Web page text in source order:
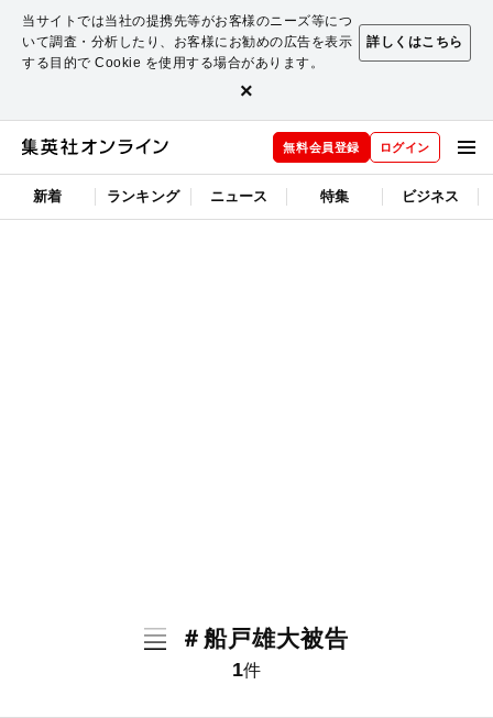
当サイトでは当社の提携先等がお客様のニーズ等につ
いて調査・分析したり、お客様にお勧めの広告を表示
する目的で Cookie を使用する場合があります。
詳しくはこちら
×
無料会員登録 ログイン
新着 ランキング ニュース 特集 ビジネス
＃船戸雄大被告
1件